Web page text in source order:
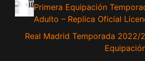
Primera Equipación
Adulto – Replica Oficial
Real Madrid Temporada 2022/